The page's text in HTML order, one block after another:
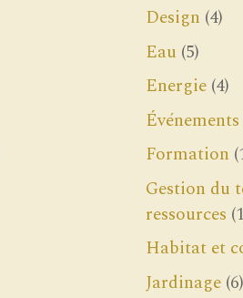
Design (4)
Eau (5)
Energie (4)
Événements
Formation
Gestion du
ressources
Habitat et
Jardinage (6)